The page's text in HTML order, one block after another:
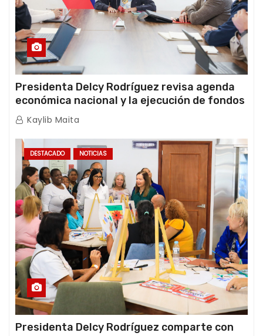
Presidenta Delcy Rodríguez revisa agenda
económica nacional y la ejecución de fondos
de emergencia post-sismos
Kaylib Maita
DESTACADO NOTICIAS
Presidenta Delcy Rodríguez comparte con